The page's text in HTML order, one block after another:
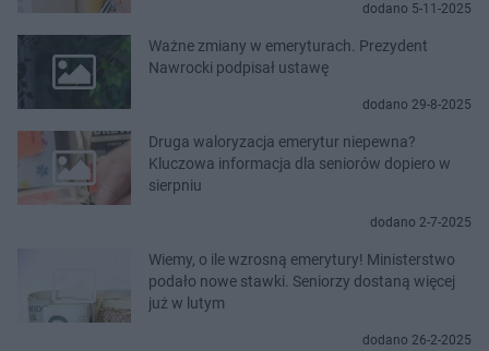
dodano 5-11-2025
Ważne zmiany w emeryturach. Prezydent
Nawrocki podpisał ustawę
dodano 29-8-2025
Druga waloryzacja emerytur niepewna?
Kluczowa informacja dla seniorów dopiero w
sierpniu
dodano 2-7-2025
Wiemy, o ile wzrosną emerytury! Ministerstwo
podało nowe stawki. Seniorzy dostaną więcej
już w lutym
dodano 26-2-2025